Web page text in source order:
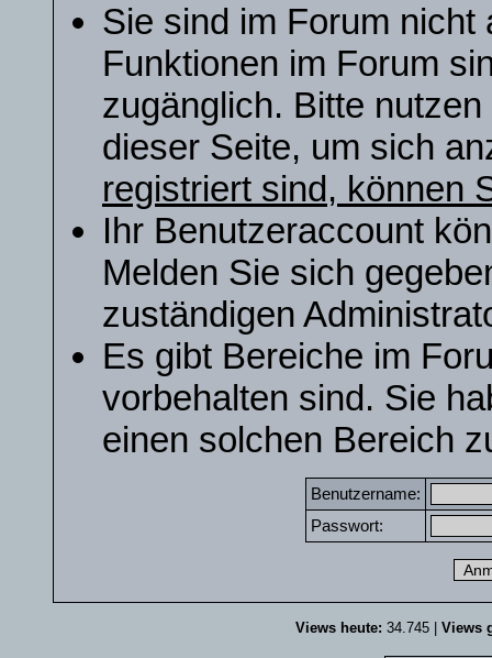
Sie sind im Forum nicht
Funktionen im Forum
zugänglich. Bitte
dieser Seite, um sich
registriert sind, können
Ihr Benutzeraccount
Melden Sie sich
zuständigen
Es gibt Bereiche im
vorbehalten sind. Sie
einen solchen Bereich
Benutzername:
Passwort:
Views heute: 34.745 | Views